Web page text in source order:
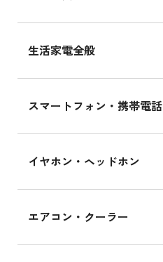
生活家電全般
スマートフォン・携帯電話
イヤホン・ヘッドホン
エアコン・クーラー